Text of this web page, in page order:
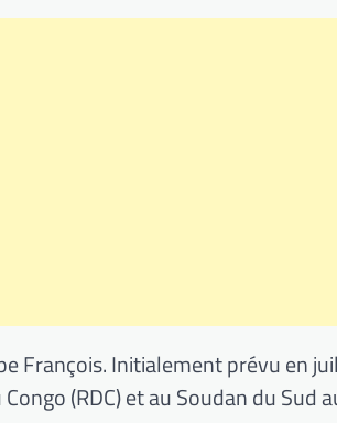
François. Initialement prévu en
(RDC) et au Soudan du Sud